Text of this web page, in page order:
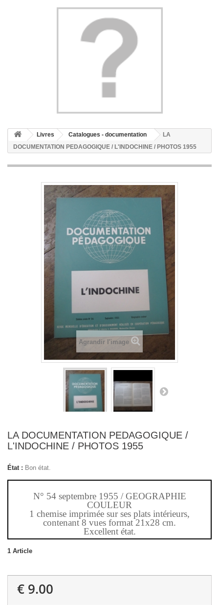
Livres Catalogues - documentation
LA
DOCUMENTATION PEDAGOGIQUE / L'INDOCHINE / PHOTOS 1955
Agrandir l'image
LA DOCUMENTATION PEDAGOGIQUE /
L'INDOCHINE / PHOTOS 1955
État : Bon état.
N° 54 septembre 1955 / GEOGRAPHIE
COULEUR
1 chemise imprimée sur ses plats intérieurs,
contenant 8 vues format 21x28 cm.
Excellent état.
1 Article
€ 9.00